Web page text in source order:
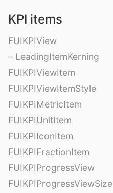
KPI items
FUIKPIView
– LeadingItemKerning
FUIKPIViewItem
FUIKPIViewItemStyle
FUIKPIMetricItem
FUIKPIUnitItem
FUIKPIIconItem
FUIKPIFractionItem
FUIKPIProgressView
FUIKPIProgressViewSize